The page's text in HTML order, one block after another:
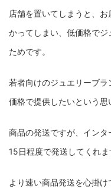
店舗を置いてしまうと、
かってしまい、低価格で
ためです。
若者向けのジュエリーブ
価格で提供したいという思
商品の発送ですが、イン
15日程度で発送してくれま
より速い商品発送を心掛